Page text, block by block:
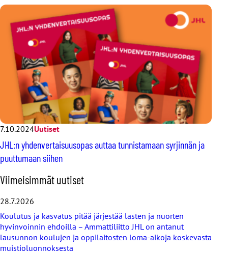
7.10.2024Uutiset
JHL:n yhdenvertaisuusopas auttaa tunnistamaan syrjinnän ja
puuttumaan siihen
O
h
i
t
a
v
i
i
Viimeisimmät uutiset
28.7.2026
Koulutus ja kasvatus pitää järjestää lasten ja nuorten
hyvinvoinnin ehdoilla – Ammattiliitto JHL on antanut
lausunnon koulujen ja oppilaitosten loma-aikoja koskevasta
muistioluonnoksesta